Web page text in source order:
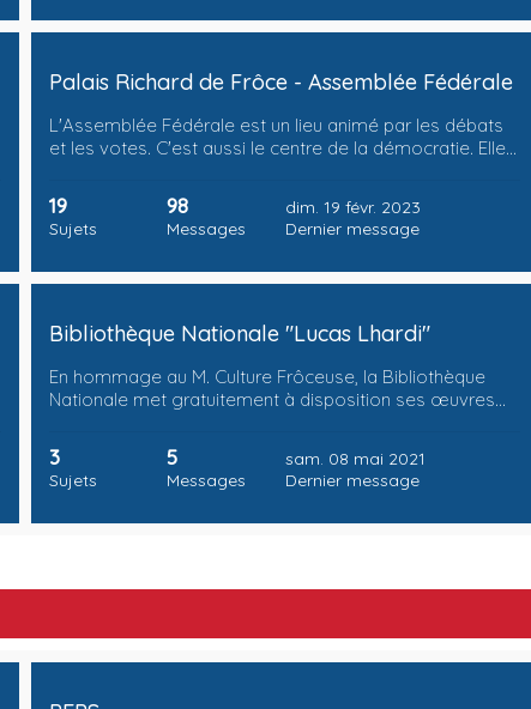
Palais Richard de Frôce - Assemblée Fédérale
L'Assemblée Fédérale est un lieu animé par les débats
et les votes. C'est aussi le centre de la démocratie. Elle…
19
Sujets
98
Messages
dim. 19 févr. 2023
Dernier message
Bibliothèque Nationale "Lucas Lhardi"
En hommage au M. Culture Frôceuse, la Bibliothèque
Nationale met gratuitement à disposition ses œuvres…
3
Sujets
5
Messages
sam. 08 mai 2021
Dernier message